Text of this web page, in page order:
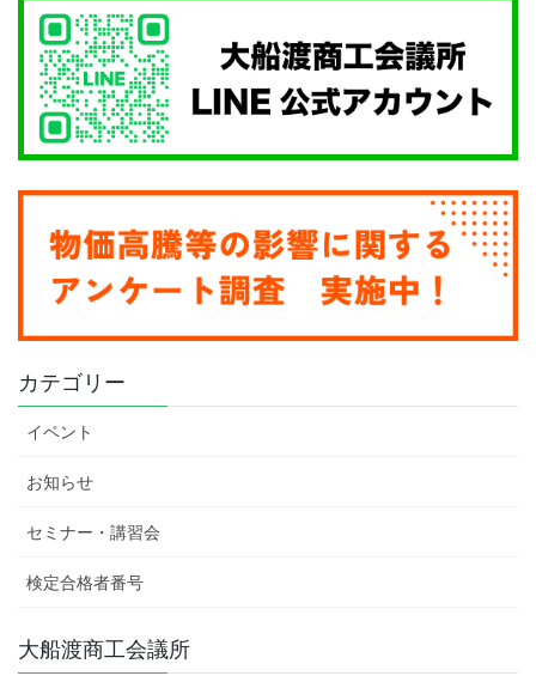
カテゴリー
イベント
お知らせ
セミナー・講習会
検定合格者番号
大船渡商工会議所